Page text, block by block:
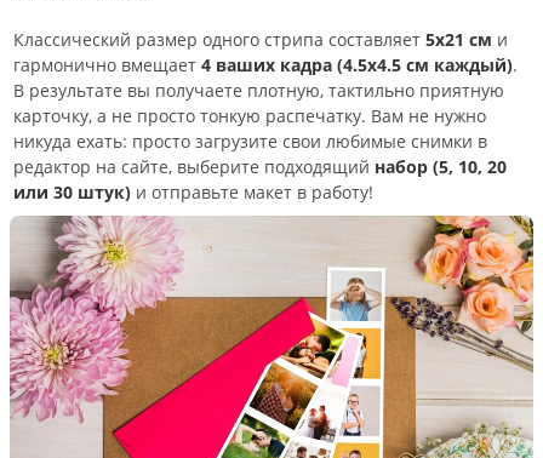
Классический размер одного стрипа составляет 5х21 см и
гармонично вмещает 4 ваших кадра (4.5х4.5 см каждый).
В результате вы получаете плотную, тактильно приятную
карточку, а не просто тонкую распечатку. Вам не нужно
никуда ехать: просто загрузите свои любимые снимки в
редактор на сайте, выберите подходящий набор (5, 10, 20
или 30 штук) и отправьте макет в работу!